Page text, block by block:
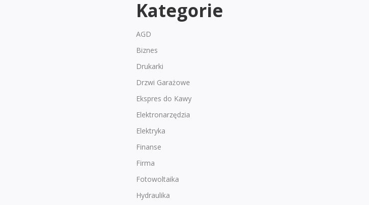
Kategorie
AGD
Biznes
Drukarki
Drzwi Garażowe
Ekspres do Kawy
Elektronarzędzia
Elektryka
Finanse
Firma
Fotowoltaika
Hydraulika